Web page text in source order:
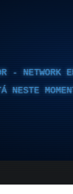
- NETWORK
NESTE